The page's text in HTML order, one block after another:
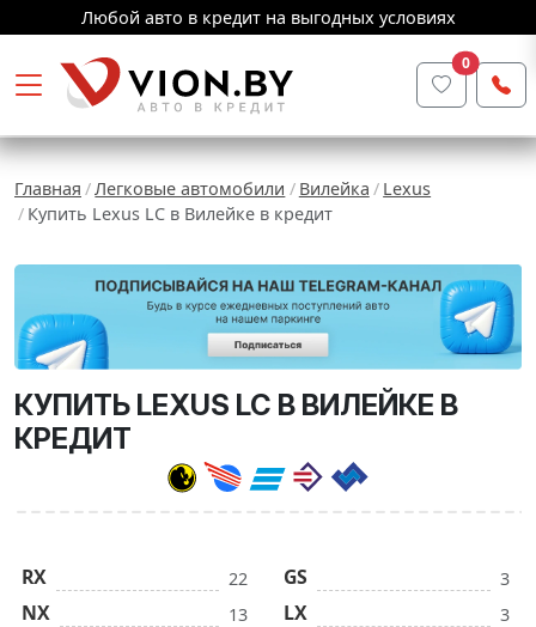
Любой авто в кредит на выгодных условиях
0
Главная Легковые автомобили Вилейка
Lexus
Купить Lexus LC в Вилейке в кредит
КУПИТЬ LEXUS LC В ВИЛЕЙКЕ В
КРЕДИТ
RX 22
NX 13
GS 3
LX 3